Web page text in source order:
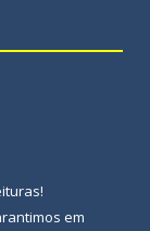
!
em